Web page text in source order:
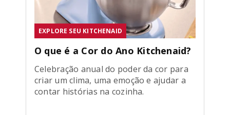
EXPLORE SEU KITCHENAID
O que é a Cor do Ano Kitchenaid?
Celebração anual do poder da cor para
criar um clima, uma emoção e ajudar a
contar histórias na cozinha.